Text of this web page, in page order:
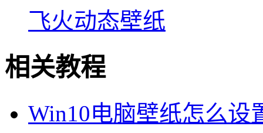
飞火动态壁纸
相关教程
Win10电脑壁纸怎么设